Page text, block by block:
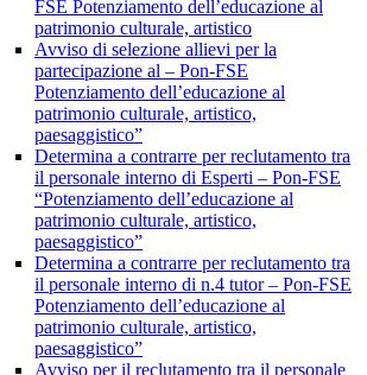
FSE Potenziamento dell’educazione al
patrimonio culturale, artistico
Avviso di selezione allievi per la
partecipazione al – Pon-FSE
Potenziamento dell’educazione al
patrimonio culturale, artistico,
paesaggistico”
Determina a contrarre per reclutamento tra
il personale interno di Esperti – Pon-FSE
“Potenziamento dell’educazione al
patrimonio culturale, artistico,
paesaggistico”
Determina a contrarre per reclutamento tra
il personale interno di n.4 tutor – Pon-FSE
Potenziamento dell’educazione al
patrimonio culturale, artistico,
paesaggistico”
Avviso per il reclutamento tra il personale